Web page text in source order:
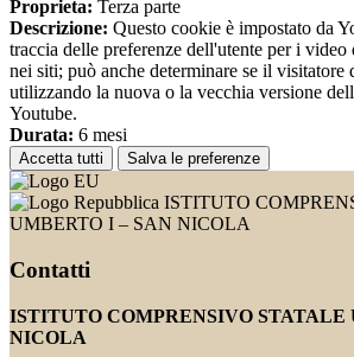
Proprieta: Terza parte
Descrizione: Questo cookie è impostato da
traccia delle preferenze dell'utente per i
nei siti; può anche determinare se il visitatore
utilizzando la nuova o la vecchia versione
Youtube.
Durata: 6 mesi
Accetta tutti Salva le preferenze
ISTITUTO
UMBERTO I – SAN NICOLA
Contatti
ISTITUTO COMPRENSIVO STATALE
NICOLA